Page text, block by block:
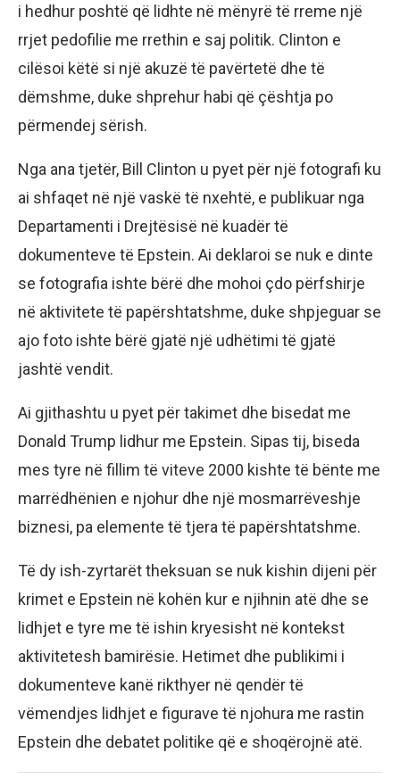
i hedhur poshtë që lidhte në mënyrë të rreme një
rrjet pedofilie me rrethin e saj politik. Clinton e
cilësoi këtë si një akuzë të pavërtetë dhe të
dëmshme, duke shprehur habi që çështja po
përmendej sërish.
Nga ana tjetër, Bill Clinton u pyet për një fotografi ku
ai shfaqet në një vaskë të nxehtë, e publikuar nga
Departamenti i Drejtësisë në kuadër të
dokumenteve të Epstein. Ai deklaroi se nuk e dinte
se fotografia ishte bërë dhe mohoi çdo përfshirje
në aktivitete të papërshtatshme, duke shpjeguar se
ajo foto ishte bërë gjatë një udhëtimi të gjatë
jashtë vendit.
Ai gjithashtu u pyet për takimet dhe bisedat me
Donald Trump lidhur me Epstein. Sipas tij, biseda
mes tyre në fillim të viteve 2000 kishte të bënte me
marrëdhënien e njohur dhe një mosmarrëveshje
biznesi, pa elemente të tjera të papërshtatshme.
Të dy ish-zyrtarët theksuan se nuk kishin dijeni për
krimet e Epstein në kohën kur e njihnin atë dhe se
lidhjet e tyre me të ishin kryesisht në kontekst
aktivitetesh bamirësie. Hetimet dhe publikimi i
dokumenteve kanë rikthyer në qendër të
vëmendjes lidhjet e figurave të njohura me rastin
Epstein dhe debatet politike që e shoqërojnë atë.